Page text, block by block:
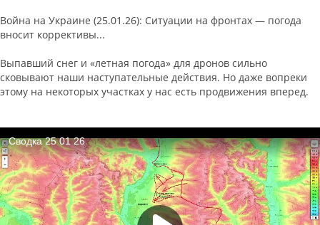
Война на Украине (25.01.26): Ситуации на фронтах — погода
вносит коррективы...
Выпавший снег и «летная погода» для дронов сильно
сковывают наши наступательные действия. Но даже вопреки
этому на некоторых участках у нас есть продвижения вперед.